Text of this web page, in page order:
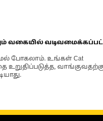
வகையில்
போகலாம். உங்கள் Cat